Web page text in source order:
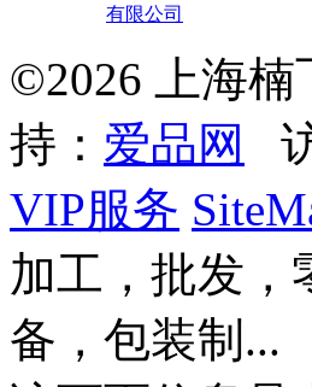
有限公司
©2026 上海
持： 爱品网
VIP服务
加工，批发，
备，包装制...